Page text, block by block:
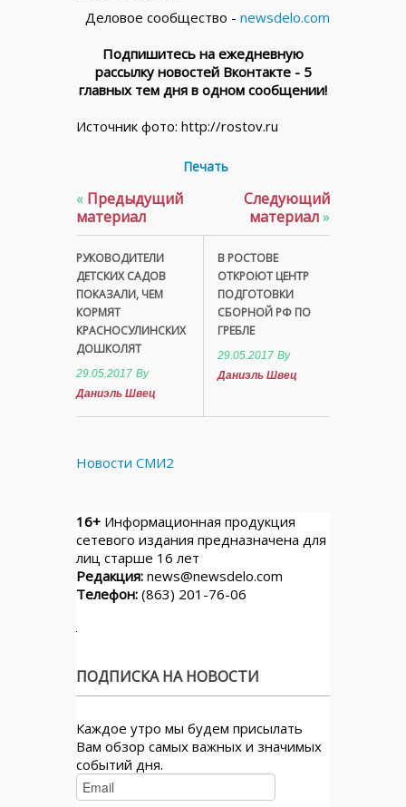
Деловое сообщество - newsdelo.com
Подпишитесь на ежедневную
рассылку новостей Вконтакте - 5
главных тем дня в одном сообщении!
Источник фото: http://rostov.ru
Печать
« Предыдущий
материал
РУКОВОДИТЕЛИ
ДЕТСКИХ САДОВ
ПОКАЗАЛИ, ЧЕМ
КОРМЯТ
КРАСНОСУЛИНСКИХ
ДОШКОЛЯТ
29.05.2017 By
Даниэль Швец
Следующий
материал»
В РОСТОВЕ
ОТКРОЮТ ЦЕНТР
ПОДГОТОВКИ
СБОРНОЙ РФ ПО
ГРЕБЛЕ
29.05.2017 By
Даниэль Швец
Новости СМИ2
16+ Информационная продукция
сетевого издания предназначена для
лиц старше 16 лет
Редакция: news@newsdelo.com
Телефон: (863) 201-76-06
ПОДПИСКА НА НОВОСТИ
Каждое утро мы будем присылать
Вам обзор самых важных и значимых
событий дня.